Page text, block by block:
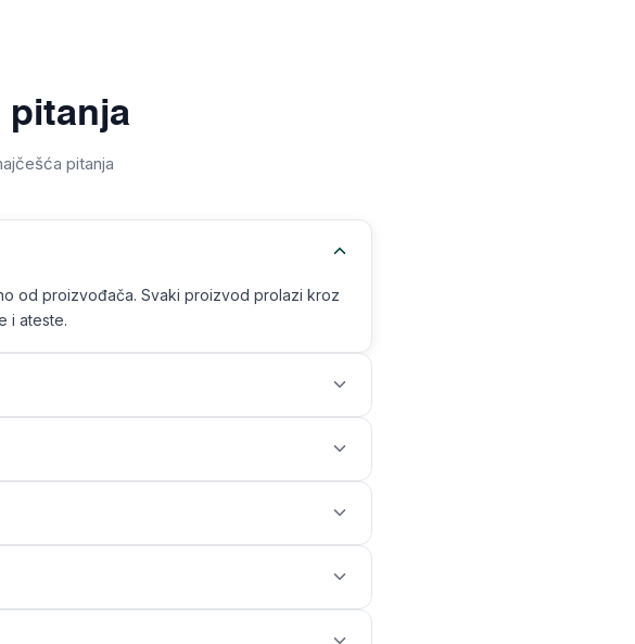
pitanja
pitanja
od proizvođača. Svaki proizvod prolazi kroz
i ateste.